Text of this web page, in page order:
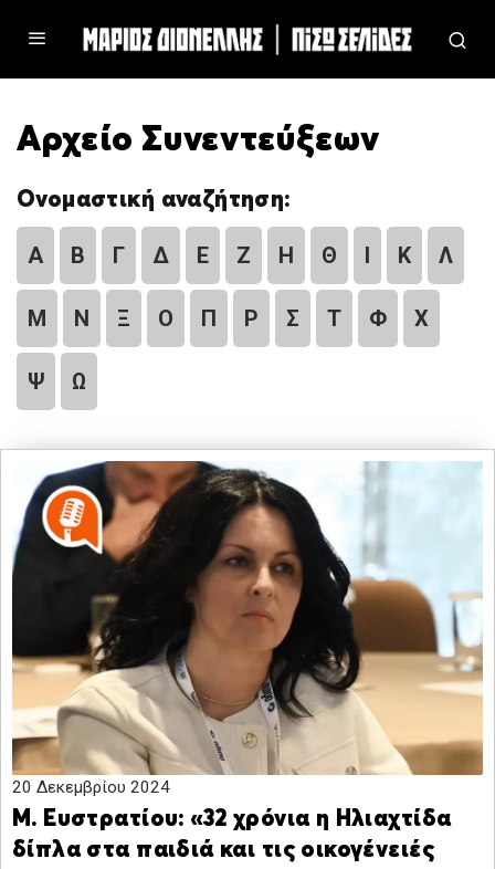
Αρχείο Συνεντεύξεων
Ονομαστική αναζήτηση:
Α Β Γ Δ Ε Ζ Η Θ Ι Κ Λ
Μ Ν Ξ Ο Π Ρ Σ Τ Φ Χ
Ψ Ω
20 Δεκεμβρίου 2024
Μ. Ευστρατίου: «32 χρόνια η Ηλιαχτίδα
δίπλα στα παιδιά και τις οικογένειές